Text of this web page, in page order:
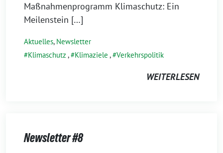
Maßnahmenprogramm Klimaschutz: Ein
Meilenstein […]
Aktuelles, Newsletter
Klimaschutz , Klimaziele , Verkehrspolitik
WEITERLESEN
Newsletter #8